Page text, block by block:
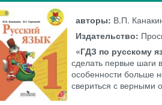
авторы: В.П.
Издательство:
«ГДЗ по русскому
сделать первые шаги
особенности больше
свериться с верными